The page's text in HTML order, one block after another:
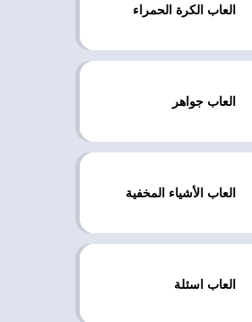
العاب الكرة الحمراء
العاب جواهر
العاب الأشياء المخفية
العاب اسئلة